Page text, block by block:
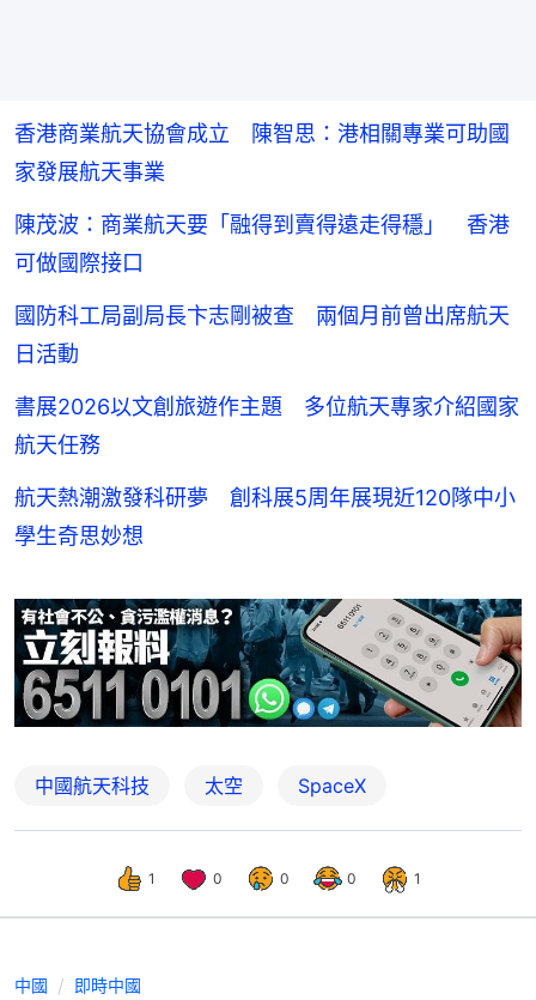
香港商業航天協會成立 陳智思：港相關專業可助國
家發展航天事業
陳茂波：商業航天要「融得到賣得遠走得穩」 香港
可做國際接口
國防科工局副局長卞志剛被查 兩個月前曾出席航天
日活動
書展2026以文創旅遊作主題 多位航天專家介紹國家
航天任務
航天熱潮激發科研夢 創科展5周年展現近120隊中小
學生奇思妙想
中國航天科技 太空 SpaceX
1 0 0 0 1
中國 即時中國